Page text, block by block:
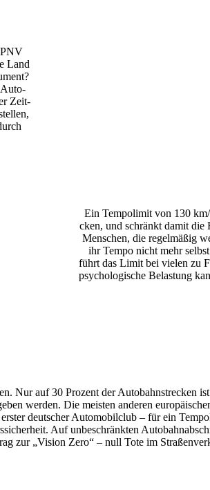
Land
Auto­
Zeit­
Ein Tempo­limit von 130
cken, und schränkt damit
Menschen, die regel­mäßig
ihr Tempo nicht mehr
führt das Limit bei vielen zu
psycho­lo­gi­sche Belas­tung
Nur auf 30 Prozent der Auto­bahn­stre­cken
werden. Die meisten anderen
deut­scher Auto­mo­bil­club – für ein
Auf unbe­schränkten
zur „Vision Zero“ – null Tote im